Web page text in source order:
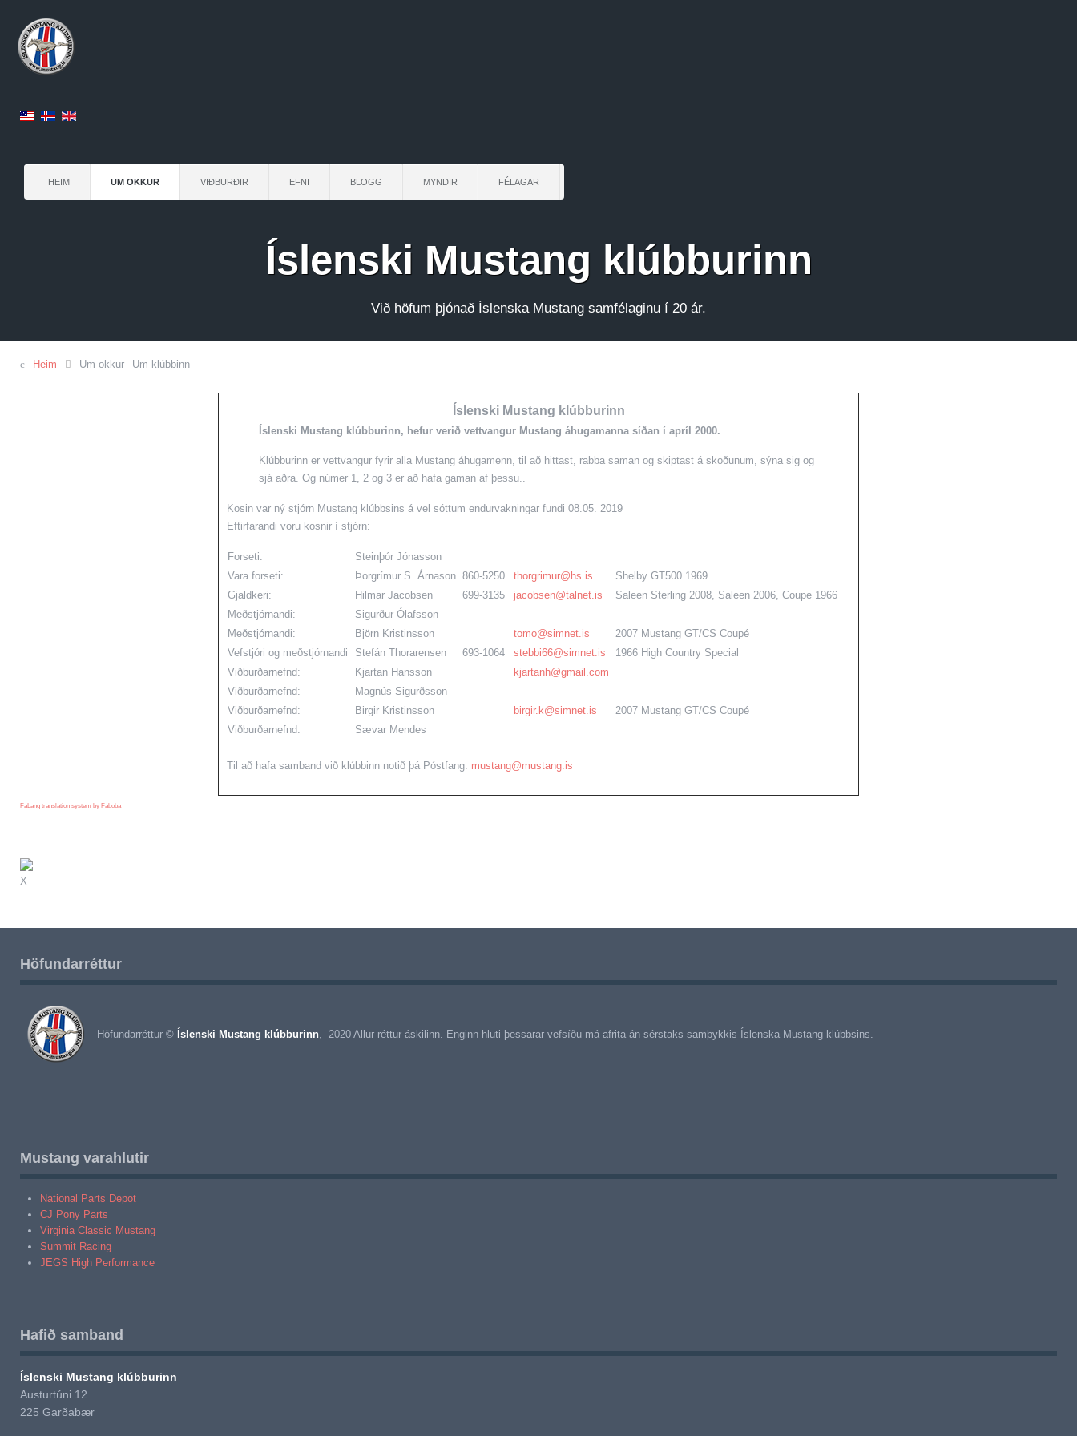
HEIM UM OKKUR VIÐBURÐIR EFNI BLOGG MYNDIR FÉLAGAR
Íslenski Mustang klúbburinn
Við höfum þjónað Íslenska Mustang samfélaginu í 20 ár.
Heim Um okkur Um klúbbinn
Íslenski Mustang klúbburinn
Íslenski Mustang klúbburinn, hefur verið vettvangur Mustang áhugamanna síðan í apríl 2000.
Klúbburinn er vettvangur fyrir alla Mustang áhugamenn, til að hittast, rabba saman og skiptast á skoðunum, sýna sig og
sjá aðra. Og númer 1, 2 og 3 er að hafa gaman af þessu..
Kosin var ný stjórn Mustang klúbbsins á vel sóttum endurvakningar fundi 08.05. 2019
Eftirfarandi voru kosnir í stjórn:
Forseti:
Steinþór Jónasson
Vara forseti:
Þorgrímur S. Árnason 860-5250 thorgrimur@hs.is
Shelby GT500 1969
Gjaldkeri:
Hilmar Jacobsen 699-3135 jacobsen@talnet.is
Saleen Sterling 2008, Saleen 2006, Coupe 1966
Meðstjórnandi:
Sigurður Ólafsson
Meðstjórnandi:
Björn Kristinsson tomo@simnet.is
2007 Mustang GT/CS Coupé
Vefstjóri og meðstjórnandi
Stefán Thorarensen 693-1064 stebbi66@simnet.is
1966 High Country Special
Viðburðarnefnd:
Kjartan Hansson
kjartanh@gmail.com
Viðburðarnefnd:
Magnús Sigurðsson
Viðburðarnefnd:
Birgir Kristinsson birgir.k@simnet.is
2007 Mustang GT/CS Coupé
Viðburðarnefnd:
Sævar Mendes
Til að hafa samband við klúbbinn notið þá Póstfang: mustang@mustang.is
FaLang translation system by Faboba
X
Höfundarréttur
Höfundarréttur © Íslenski Mustang klúbburinn, 2020 Allur réttur áskilinn. Enginn hluti þessarar vefsíðu má afrita án sérstaks samþykkis Íslenska Mustang klúbbsins.
Mustang varahlutir
National Parts Depot
CJ Pony Parts
Virginia Classic Mustang
Summit Racing
JEGS High Performance
Hafið samband
Íslenski Mustang klúbburinn
Austurtúni 12
225 Garðabær